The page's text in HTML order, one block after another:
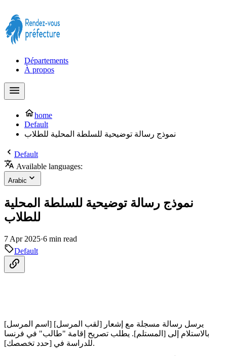
Départements
À propos
home
Default
نموذج رسالة توضيحية للسلطة المحلية للطلاب
Default
Available languages:
Arabic
نموذج رسالة توضيحية للسلطة المحلية
للطلاب
7 Apr 2025·6 min read
Default
[اسم المرسل] [لقب المرسل] يرسل رسالة مسجلة مع إشعار
بالاستلام إلى [المستلم]. يطلب تصريح إقامة "طالب" في فرنسا
للدراسة في [حدد تخصصك].